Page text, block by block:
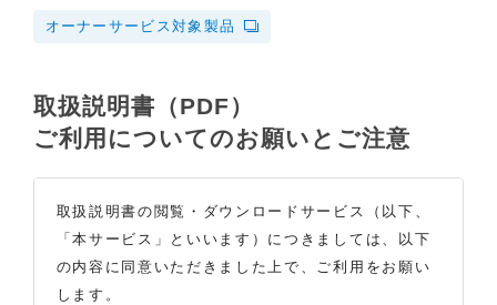
オーナーサービス対象製品
取扱説明書（PDF）
ご利用についてのお願いとご注意
取扱説明書の閲覧・ダウンロードサービス（以下、
「本サービス」といいます）につきましては、以下
の内容に同意いただきました上で、ご利用をお願い
します。